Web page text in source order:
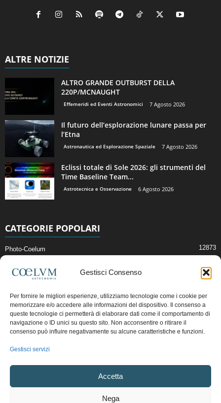
Gestisci Consenso
Per fornire le migliori esperienze, utilizziamo tecnologie come i cookie per
memorizzare e/o accedere alle informazioni del dispositivo. Il consenso a
queste tecnologie ci permetterà di elaborare dati come il comportamento di
navigazione o ID unici su questo sito. Non acconsentire o ritirare il
consenso può influire negativamente su alcune caratteristiche e funzioni.
Gestisci servizi
Accetta
Nega
ALTRE NOTIZIE
ALTRO GRANDE OUTBURST DELLA
220P/MCNAUGHT
Effemeridi ed Eventi Astronomici 7 Agosto 2026
Il futuro dell’esplorazione lunare passa per
l’Etna
Astronautica ed Esplorazione Spaziale 7 Agosto 2026
Eclissi totale di Sole 2026: gli strumenti del
Time Baseline Team...
Astrotecnica e Osservazione 6 Agosto 2026
CATEGORIE POPOLARI
Photo-Coelum 12873
News di Astronomia 2411
Cielo del Mese
Astronomia, Astrofisica e Cosmologia
Articoli e Risorse On-Line
Copyright © 1997 - 2024 vietata la riproduzione.